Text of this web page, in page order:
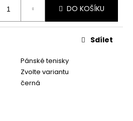
DO KOŠÍKU
Pánské tenisky
Zvolte variantu
černá
Sdílet